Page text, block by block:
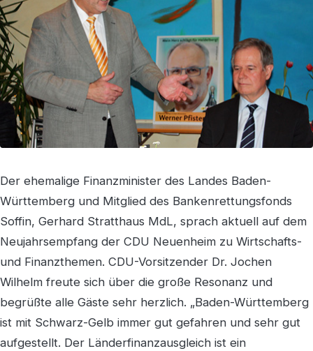
Der ehemalige Finanzminister des Landes Baden-
Württemberg und Mitglied des Bankenrettungsfonds
Soffin, Gerhard Stratthaus MdL, sprach aktuell auf dem
Neujahrsempfang der CDU Neuenheim zu Wirtschafts-
und Finanzthemen. CDU-Vorsitzender Dr. Jochen
Wilhelm freute sich über die große Resonanz und
begrüßte alle Gäste sehr herzlich. „Baden-Württemberg
ist mit Schwarz-Gelb immer gut gefahren und sehr gut
aufgestellt. Der Länderfinanzausgleich ist ein